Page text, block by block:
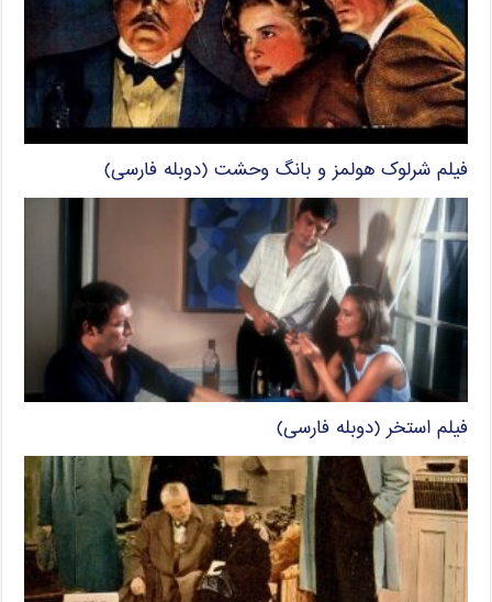
فیلم شرلوک هولمز و بانگ وحشت (دوبله فارسی)
فیلم استخر (دوبله فارسی)